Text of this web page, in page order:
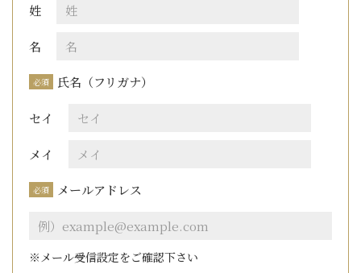
姓
名
必須 氏名（フリガナ）
セイ
メイ
必須 メールアドレス
※メール受信設定をご確認下さい